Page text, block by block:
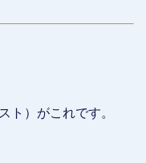
ト）がこれです。